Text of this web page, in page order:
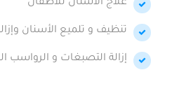
علاج الأسنان للأطفال
تنظيف و تلميع الأسنان
إزالة التصبغات و الرواسب